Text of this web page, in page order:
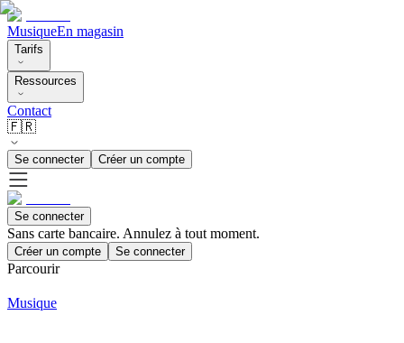
MusiqueEn magasin
Tarifs
Ressources
Contact
🇫🇷
Se connecter Créer un compte
Se connecter
Sans carte bancaire. Annulez à tout moment.
Créer un compte Se connecter
Parcourir
Musique